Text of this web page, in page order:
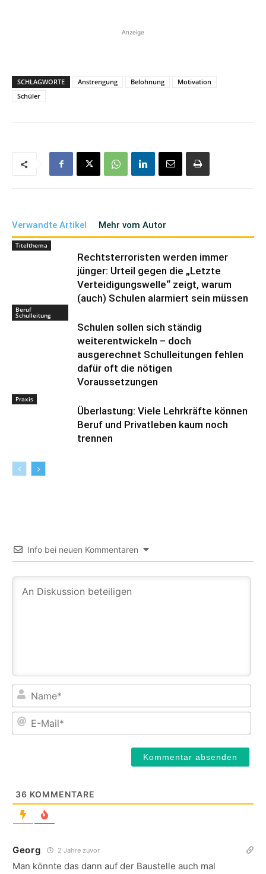
Anzeige
SCHLAGWORTE Anstrengung Belohnung
Motivation
Schüler
Verwandte Artikel Mehr vom Autor
Titelthema
Rechtsterroristen werden immer
jünger: Urteil gegen die „Letzte
Verteidigungswelle“ zeigt, warum
(auch) Schulen alarmiert sein müssen
Beruf
Schulleitung
Schulen sollen sich ständig
weiterentwickeln – doch
ausgerechnet Schulleitungen fehlen
dafür oft die nötigen
Voraussetzungen
Praxis
Überlastung: Viele Lehrkräfte können
Beruf und Privatleben kaum noch
trennen
Info bei neuen Kommentaren
E-
36 KOMMENTARE
Georg 2 Jahre zuvor
Man könnte das dann auf der Baustelle auch mal